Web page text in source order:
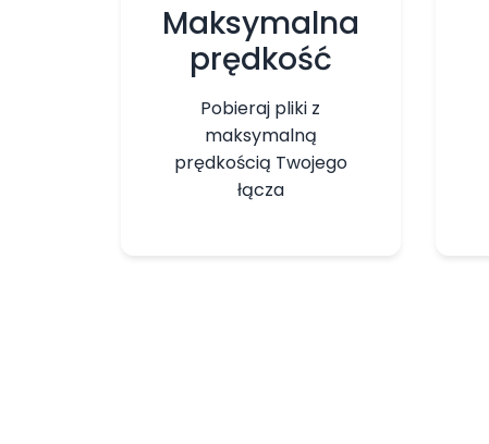
Maksymalna
prędkość
Pobieraj pliki z
maksymalną
prędkością Twojego
łącza